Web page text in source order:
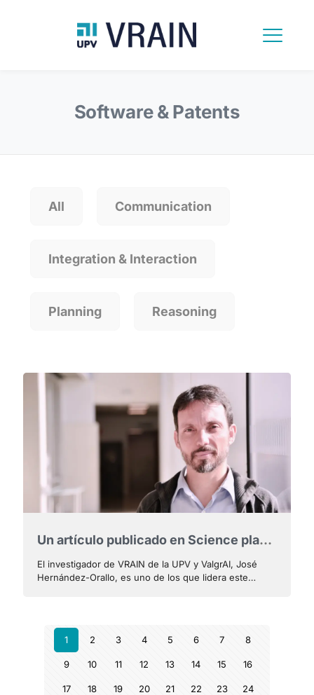
Software & Patents
All Communication
Integration & Interaction
Planning Reasoning
Un artículo publicado en Science plantea un cambio profundo en la forma de entender y evaluar los sistemas de inteligencia artificial
El investigador de VRAIN de la UPV y ValgrAI, José
Hernández-Orallo, es uno de los que lidera este
1
2 3 4 5 6 7 8
9 10 11 12 13 14 15 16
17 18 19 20 21 22 23 24